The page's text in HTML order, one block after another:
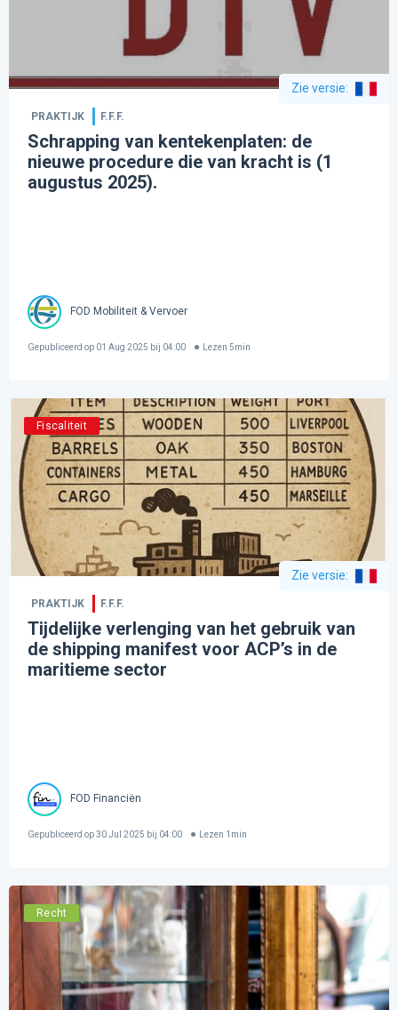
Zie versie:
PRAKTIJK F.F.F.
Schrapping van kentekenplaten: de
nieuwe procedure die van kracht is (1
augustus 2025).
FOD Mobiliteit & Vervoer
Gepubliceerd op 01 Aug 2025 bij 04:00 Lezen 5min
Fiscaliteit
Zie versie:
PRAKTIJK F.F.F.
Tijdelijke verlenging van het gebruik van
de shipping manifest voor ACP’s in de
maritieme sector
FOD Financiën
Gepubliceerd op30 Jul 2025 bij 04:00 Lezen 1 min
Recht